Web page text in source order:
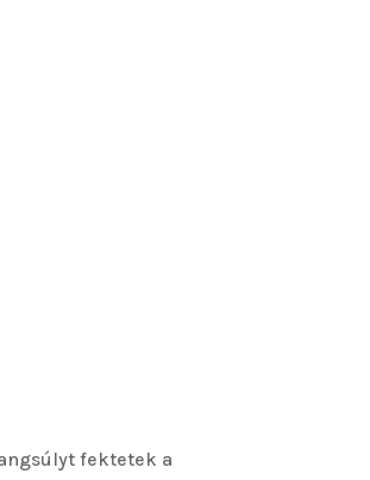
fektetek a